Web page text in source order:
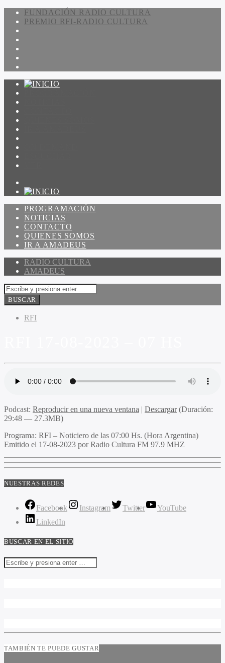
FUNDACIÓN RADIO CULTURA
PREMIO RFI-RADIO CULTURA
PROGRAMACIÓN
NOTICIAS
CONTACTO
QUIENES SOMOS
IR A AMADEUS
RADIO CULTURA
AMADEUS
RFI
Podcast: Reproducir en una nueva ventana | Descargar(Duración:
29:48 — 27.3MB)
Programa: RFI – Noticiero de las 07:00 Hs. (Hora Argentina)
Emitido el 17-08-2023 por Radio Cultura FM 97.9 MHZ
NUESTRAS REDES
Facebook Instagram Twitter
YouTube
LinkedIn
BUSCAR EN EL SITIO
TAMBIÉN TE PUEDE GUSTAR